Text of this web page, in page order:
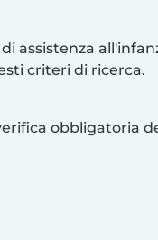
assistenza
criteri di ricerca.
obbligatoria